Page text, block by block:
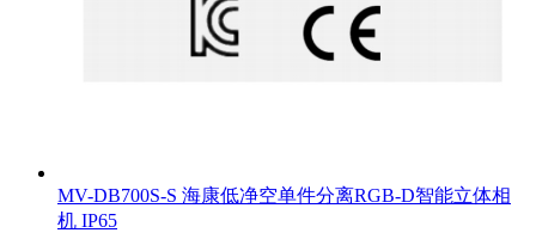
MV-DB700S-S 海康低净空单件分离RGB-D智能立体相
机 IP65